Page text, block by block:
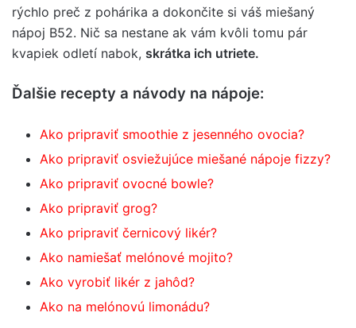
rýchlo preč z pohárika a dokončite si váš miešaný
nápoj B52. Nič sa nestane ak vám kvôli tomu pár
kvapiek odletí nabok, skrátka ich utriete.
Ďalšie recepty a návody na nápoje:
Ako pripraviť smoothie z jesenného ovocia?
Ako pripraviť osviežujúce miešané nápoje fizzy?
Ako pripraviť ovocné bowle?
Ako pripraviť grog?
Ako pripraviť černicový likér?
Ako namiešať melónové mojito?
Ako vyrobiť likér z jahôd?
Ako na melónovú limonádu?